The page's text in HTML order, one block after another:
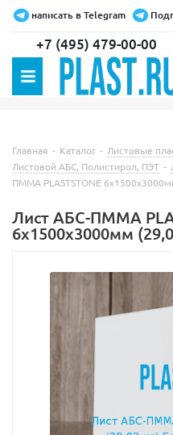
написать в Telegram
+7 (495) 479-00-00
Главная - Каталог - Листовые
Листовой АБС, Полистирол, ПЭТ -
ПММА PLASTSTONE
Лист АБС-ПММА
6х1500х3000мм